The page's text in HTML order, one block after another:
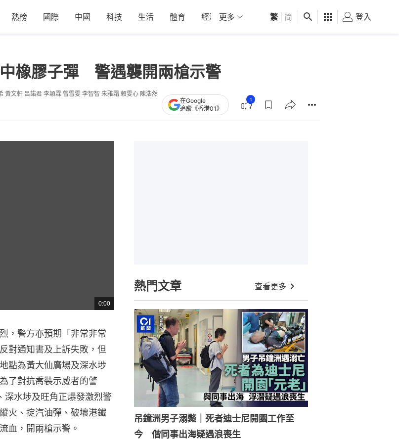
熱榜 國際 中國 科技 生活 體育 經濟 01深圳 觀點 健康 好食玩飛
更多 繁 简 登入
中橡膠子彈 警遇襲開兩槍示警
黃文軒 呂諾君 李穎霖 曾雪雯 李智智 朱雅霜 賴雯心 陳浩然
在Google
追蹤《香港01》
1
總
共
0:00
，警方亦預期「非常非常
對通知書及上訴失敗，但
點為黃大仙廣場及深水埗
了對抗喬裝示威者的警
深水埗及旺角正爆發激烈警
火、掟汽油彈、破壞港鐵
血，開兩槍示警。
熱門文章 查看更多
吊鐘洲男子溺斃｜死者迪士尼開園工作至
今 偕同事出海疑遇浪喪生